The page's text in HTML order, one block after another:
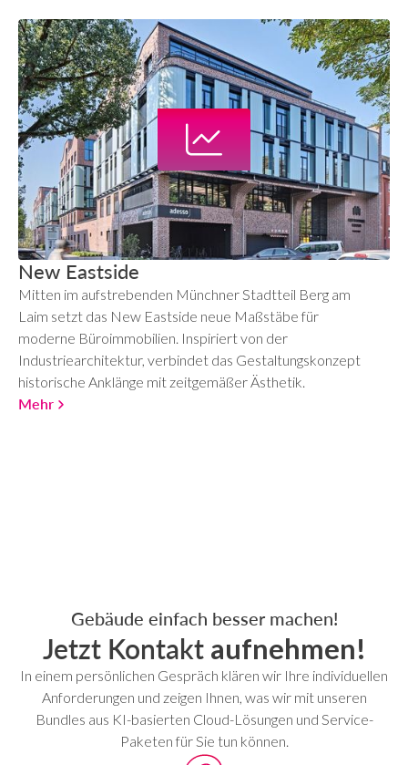
New Eastside
Mitten im aufstrebenden Münchner Stadtteil Berg am
Laim setzt das New Eastside neue Maßstäbe für
moderne Büroimmobilien. Inspiriert von der
Industriearchitektur, verbindet das Gestaltungskonzept
historische Anklänge mit zeitgemäßer Ästhetik.
Mehr
Gebäude einfach besser machen!
Jetzt Kontakt aufnehmen!
In einem persönlichen Gespräch klären wir Ihre individuellen
Anforderungen und zeigen Ihnen, was wir mit unseren
Bundles aus KI-basierten Cloud-Lösungen und Service-
Paketen für Sie tun können.